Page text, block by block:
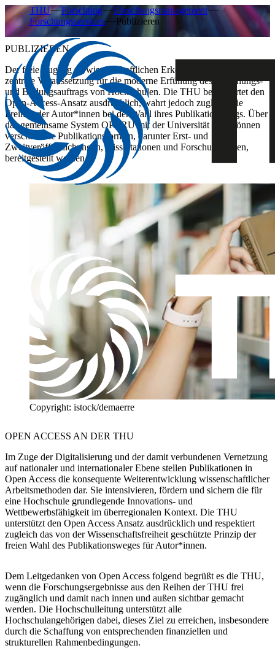
THU Forschung
Forschungsmanagement
Forschungsservices
Publizieren
PUBLIZIEREN
Der freie Zugang zu wissenschaftlichen Erkenntnissen gilt als
zentrale Voraussetzung für die moderne Erfüllung des Forschungs-
und Bildungsauftrags von Hochschulen. Die THU befürwortet den
Open-Access-Ansatz ausdrücklich, wahrt jedoch zugleich die
Freiheit der Autor*innen bei der Wahl ihres Publikationswegs. Über
das gemeinsame System OPARU mit der Universität Ulm können
verschiedene Publikationsformen, darunter Erst- und
Zweitveröffentlichungen, Dissertationen und Forschungsdaten,
bereitgestellt werden.
Copyright: istock/demaerre
OPEN ACCESS AN DER THU
Im Zuge der Digitalisierung und der damit verbundenen Vernetzung
auf nationaler und internationaler Ebene stellen Publikationen in
Open Access die konsequente Weiterentwicklung wissenschaftlicher
Arbeitsmethoden dar. Sie intensivieren, fördern und sichern die für
eine Hochschule grundlegende Innovations- und
Wettbewerbsfähigkeit im überregionalen Kontext. Die THU
unterstützt den Open Access Ansatz ausdrücklich und respektiert
zugleich das von der Wissenschaftsfreiheit geschützte Prinzip der
freien Wahl des Publikationsweges für Autor*innen.
Dem Leitgedanken von Open Access folgend begrüßt es die THU,
wenn die Forschungsergebnisse aus den Reihen der THU frei
zugänglich und damit nach innen und außen sichtbar gemacht
werden. Die Hochschulleitung unterstützt alle
Hochschulangehörigen dabei, dieses Ziel zu erreichen, insbesondere
durch die Schaffung von entsprechenden finanziellen und
strukturellen Rahmenbedingungen.